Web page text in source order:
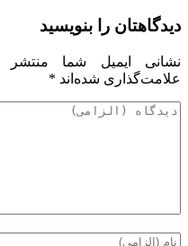
دیدگاهتان را بنویسید
نشانی ایمیل شما منتشر
علامت‌گذاری شده‌اند *